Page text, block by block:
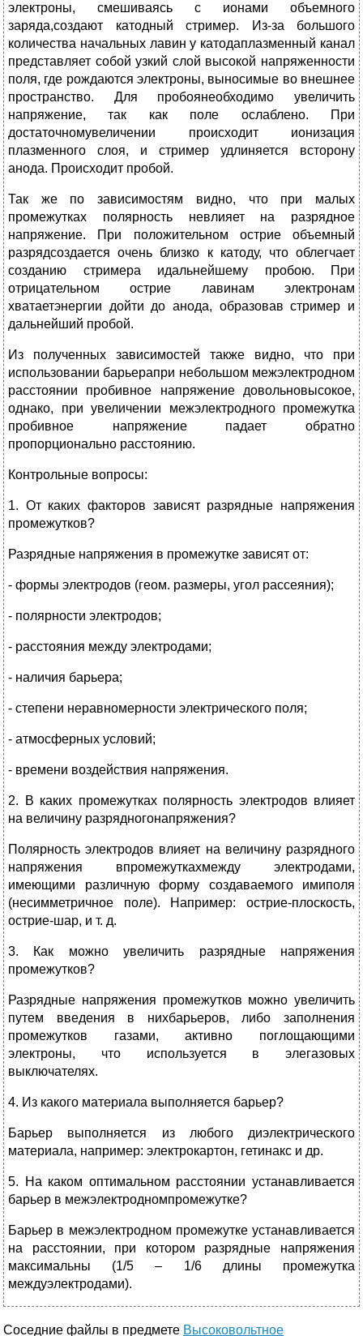
электроны, смешиваясь с ионами объемного
заряда,создают катодный стример. Из-за большого
количества начальных лавин у катодаплазменный канал
представляет собой узкий слой высокой напряженности
поля, где рождаются электроны, выносимые во внешнее
пространство. Для пробоянеобходимо увеличить
напряжение, так как поле ослаблено. При
достаточномувеличении происходит ионизация
плазменного слоя, и стример удлиняется всторону
анода. Происходит пробой.
Так же по зависимостям видно, что при малых
промежутках полярность невлияет на разрядное
напряжение. При положительном острие объемный
разрядсоздается очень близко к катоду, что облегчает
созданию стримера идальнейшему пробою. При
отрицательном острие лавинам электронам
хватаетэнергии дойти до анода, образовав стример и
дальнейший пробой.
Из полученных зависимостей также видно, что при
использовании барьерапри небольшом межэлектродном
расстоянии пробивное напряжение довольновысокое,
однако, при увеличении межэлектродного промежутка
пробивное напряжение падает обратно
пропорционально расстоянию.
Контрольные вопросы:
1. От каких факторов зависят разрядные напряжения
промежутков?
Разрядные напряжения в промежутке зависят от:
- формы электродов (геом. размеры, угол рассеяния);
- полярности электродов;
- расстояния между электродами;
- наличия барьера;
- степени неравномерности электрического поля;
- атмосферных условий;
- времени воздействия напряжения.
2. В каких промежутках полярность электродов влияет
на величину разрядногонапряжения?
Полярность электродов влияет на величину разрядного
напряжения впромежуткахмежду электродами,
имеющими различную форму создаваемого имиполя
(несимметричное поле). Например: острие-плоскость,
острие-шар, и т. д.
3. Как можно увеличить разрядные напряжения
промежутков?
Разрядные напряжения промежутков можно увеличить
путем введения в нихбарьеров, либо заполнения
промежутков газами, активно поглощающими
электроны, что используется в элегазовых
выключателях.
4. Из какого материала выполняется барьер?
Барьер выполняется из любого диэлектрического
материала, например: электрокартон, гетинакс и др.
5. На каком оптимальном расстоянии устанавливается
барьер в межэлектродномпромежутке?
Барьер в межэлектродном промежутке устанавливается
на расстоянии, при котором разрядные напряжения
максимальны (1/5 – 1/6 длины промежутка
междуэлектродами).
Соседние файлы в предмете Высоковольтное